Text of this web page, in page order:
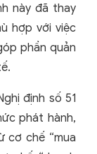
này đã thay
hợp với việc
phần quản
định số 51
phát hành,
cơ chế “mua